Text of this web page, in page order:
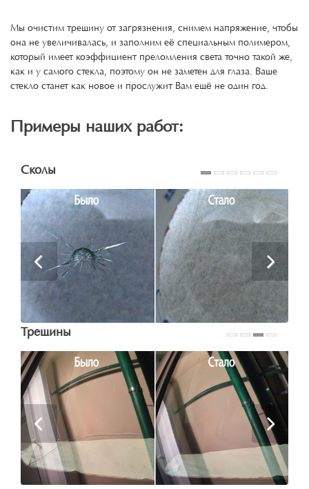
Мы очистим трещину от загрязнения, снимем напряжение, чтобы
она не увеличивалась, и заполним её специальным полимером,
который имеет коэффициент преломления света точно такой же,
как и у самого стекла, поэтому он не заметен для глаза. Ваше
стекло станет как новое и прослужит Вам ещё не один год.
Примеры наших работ:
Сколы
Трещины